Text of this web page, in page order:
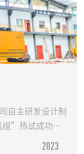
自主研发设计制
组”热试成功，
2023